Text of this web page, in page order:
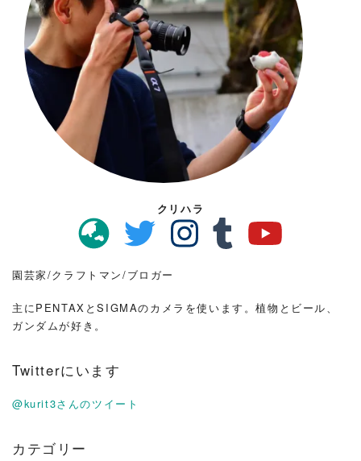
クリハラ
園芸家/クラフトマン/ブロガー
主にPENTAXとSIGMAのカメラを使います。植物とビール、
ガンダムが好き。
Twitterにいます
@kurit3さんのツイート
カテゴリー